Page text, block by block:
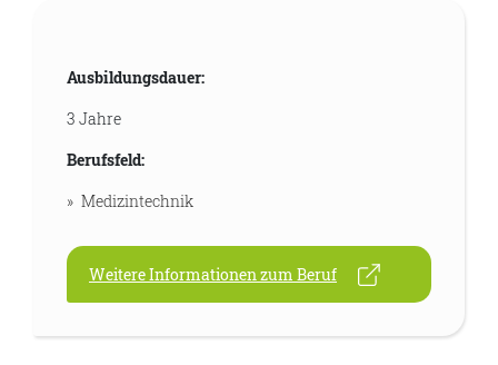
Ausbildungsdauer:
3 Jahre
Berufsfeld:
Medizintechnik
Weitere Informationen zum Beruf